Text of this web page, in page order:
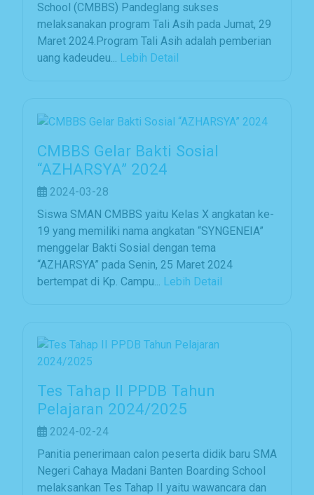
School (CMBBS) Pandeglang sukses
melaksanakan program Tali Asih pada Jumat, 29
Maret 2024.Program Tali Asih adalah pemberian
uang kadeudeu... Lebih Detail
CMBBS Gelar Bakti Sosial
“AZHARSYA” 2024
2024-03-28
Siswa SMAN CMBBS yaitu Kelas X angkatan ke-
19 yang memiliki nama angkatan “SYNGENEIA”
menggelar Bakti Sosial dengan tema
“AZHARSYA” pada Senin, 25 Maret 2024
bertempat di Kp. Campu... Lebih Detail
Tes Tahap II PPDB Tahun
Pelajaran 2024/2025
2024-02-24
Panitia penerimaan calon peserta didik baru SMA
Negeri Cahaya Madani Banten Boarding School
melaksankan Tes Tahap II yaitu wawancara dan